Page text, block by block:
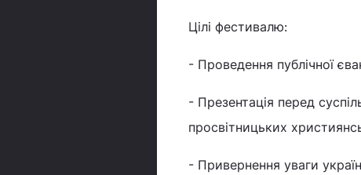
Цілі фестивалю:
- Проведення публічної
- Презентація перед
просвітницьких
- Привернення уваги